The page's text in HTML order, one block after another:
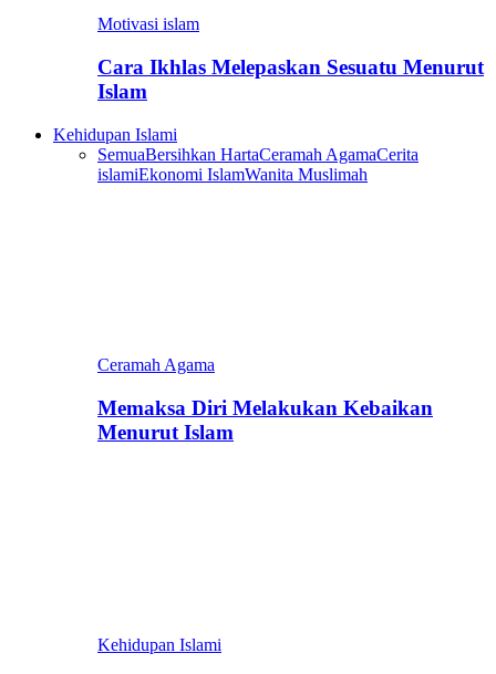
Motivasi islam
Cara Ikhlas Melepaskan Sesuatu Menurut
Islam
Kehidupan Islami
SemuaBersihkan HartaCeramah AgamaCerita
islamiEkonomi IslamWanita Muslimah
Ceramah Agama
Memaksa Diri Melakukan Kebaikan
Menurut Islam
Kehidupan Islami